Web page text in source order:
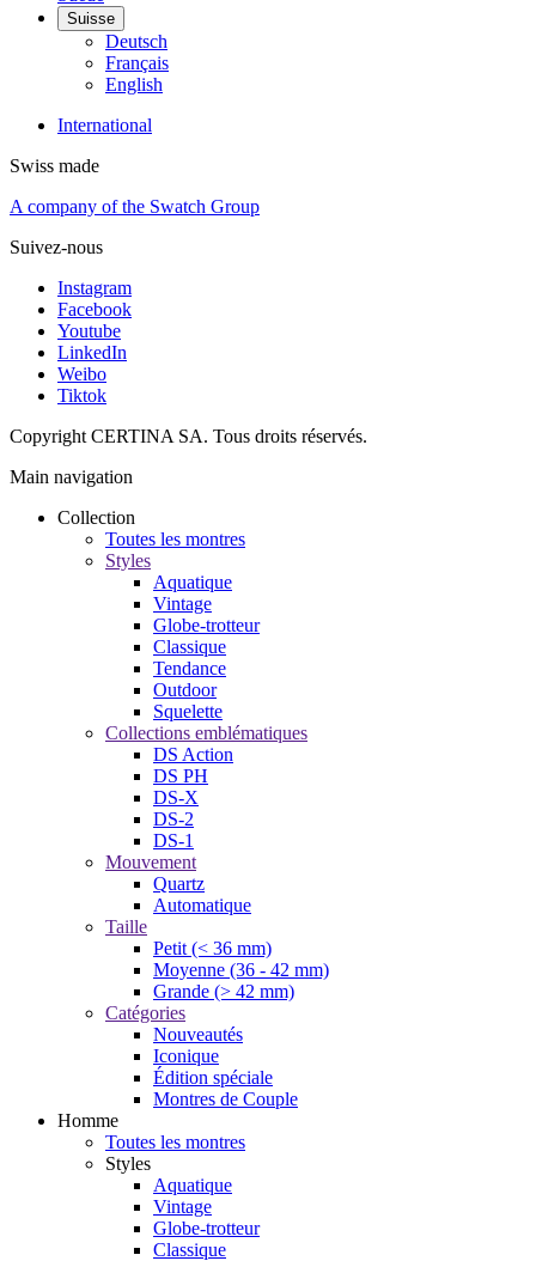
Suisse
Deutsch
Français
English
International
Swiss made
A company of the Swatch Group
Suivez-nous
Instagram
Facebook
Youtube
LinkedIn
Weibo
Tiktok
Copyright CERTINA SA. Tous droits réservés.
Main navigation
Collection
Toutes les montres
Styles
Aquatique
Vintage
Globe-trotteur
Classique
Tendance
Outdoor
Squelette
Collections emblématiques
DS Action
DS PH
DS-X
DS-2
DS-1
Mouvement
Quartz
Automatique
Taille
Petit (< 36 mm)
Moyenne (36 - 42 mm)
Grande (> 42 mm)
Catégories
Nouveautés
Iconique
Édition spéciale
Montres de Couple
Homme
Toutes les montres
Styles
Aquatique
Vintage
Globe-trotteur
Classique